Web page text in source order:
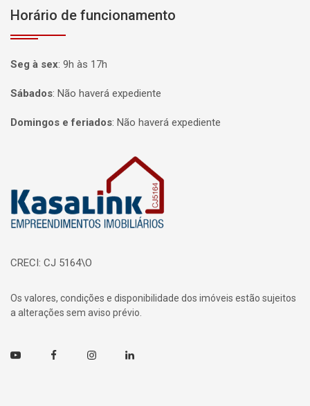
Horário de funcionamento
Seg à sex: 9h às 17h
Sábados: Não haverá expediente
Domingos e feriados: Não haverá expediente
CRECI: CJ 5164\O
Os valores, condições e disponibilidade dos imóveis estão sujeitos
a alterações sem aviso prévio.
Youtube FacebookInstagramLinkedin